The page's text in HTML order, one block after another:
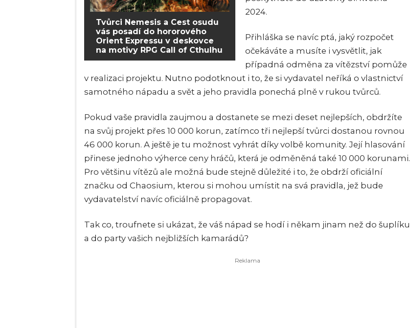
Tvůrci Nemesis a Cest osudu
vás posadí do hororového
Orient Expressu v deskovce
na motivy RPG Call of Cthulhu
2024.
Přihláška se navíc ptá, jaký rozpočet
očekáváte a musíte i vysvětlit, jak
případná odměna za vítězství pomůže
v realizaci projektu. Nutno podotknout i to, že si vydavatel neříká o vlastnictví
samotného nápadu a svět a jeho pravidla ponechá plně v rukou tvůrců.
Pokud vaše pravidla zaujmou a dostanete se mezi deset nejlepších, obdržíte
na svůj projekt přes 10 000 korun, zatímco tři nejlepší tvůrci dostanou rovnou
46 000 korun. A ještě je tu možnost vyhrát díky volbě komunity. Její hlasování
přinese jednoho výherce ceny hráčů, která je odměněná také 10 000 korunami.
Pro většinu vítězů ale možná bude stejně důležité i to, že obdrží oficiální
značku od Chaosium, kterou si mohou umístit na svá pravidla, jež bude
vydavatelství navíc oficiálně propagovat.
Tak co, troufnete si ukázat, že váš nápad se hodí i někam jinam než do šuplíku
a do party vašich nejbližších kamarádů?